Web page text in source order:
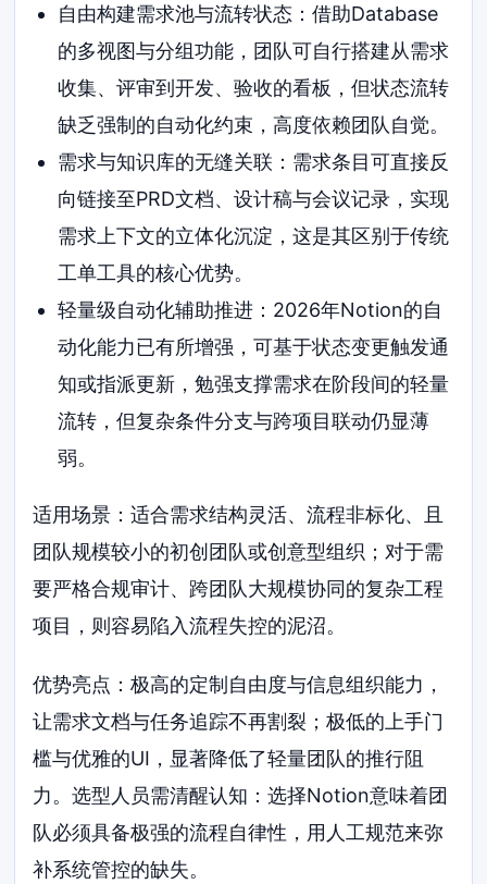
自由构建需求池与流转状态：借助Database
的多视图与分组功能，团队可自行搭建从需求
收集、评审到开发、验收的看板，但状态流转
缺乏强制的自动化约束，高度依赖团队自觉。
需求与知识库的无缝关联：需求条目可直接反
向链接至PRD文档、设计稿与会议记录，实现
需求上下文的立体化沉淀，这是其区别于传统
工单工具的核心优势。
轻量级自动化辅助推进：2026年Notion的自
动化能力已有所增强，可基于状态变更触发通
知或指派更新，勉强支撑需求在阶段间的轻量
流转，但复杂条件分支与跨项目联动仍显薄
弱。
适用场景：适合需求结构灵活、流程非标化、且
团队规模较小的初创团队或创意型组织；对于需
要严格合规审计、跨团队大规模协同的复杂工程
项目，则容易陷入流程失控的泥沼。
优势亮点：极高的定制自由度与信息组织能力，
让需求文档与任务追踪不再割裂；极低的上手门
槛与优雅的UI，显著降低了轻量团队的推行阻
力。选型人员需清醒认知：选择Notion意味着团
队必须具备极强的流程自律性，用人工规范来弥
补系统管控的缺失。